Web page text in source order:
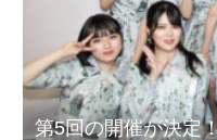
第5回の開催が決定